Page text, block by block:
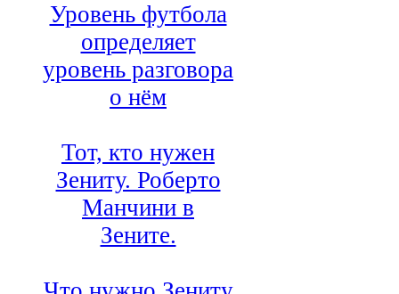
Уровень футбола
определяет
уровень разговора
о нём
Тот, кто нужен
Зениту. Роберто
Манчини в
Зените.